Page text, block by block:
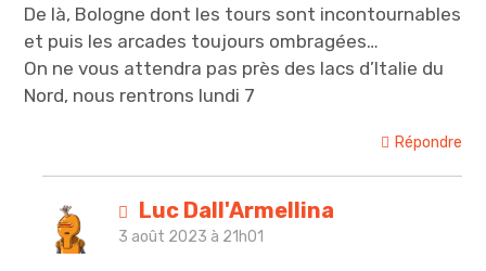
De là, Bologne dont les tours sont incontournables
et puis les arcades toujours ombragées…
On ne vous attendra pas près des lacs d’Italie du
Nord, nous rentrons lundi 7
Répondre
Luc Dall'Armellina
3 août 2023 à 21h01